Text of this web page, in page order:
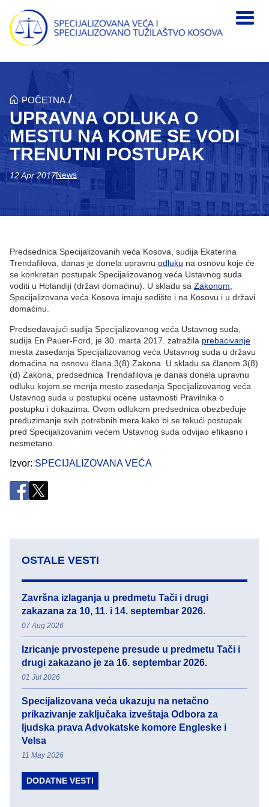
Skip to main content
POČETNA /
UPRAVNA ODLUKA O
MESTU NA KOME SE VODI
TRENUTNI POSTUPAK
12 Apr 2017News
Predsednica Specijalizovanih veća Kosova, sudija Ekaterina
Trendafilova, danas je donela upravnu odluku na osnovu koje će
se konkretan postupak Specijalizovanog veća Ustavnog suda
voditi u Holandiji (državi domaćinu). U skladu sa Zakonom
Specijalizovana veća Kosova imaju sedište i na Kosovu i u državi
domaćinu.
Predsedavajući sudija Specijalizovanog veća Ustavnog suda,
sudija En Pauer-Ford, je 30. marta 2017. zatražila prebacivanje
mesta zasedanja Specijalizovanog veća Ustavnog suda u državu
domaćina na osnovu člana 3(8) Zakona. U skladu sa članom 3(8)
(d) Zakona, predsednica Trendafilova je danas donela upravnu
odluku kojom se menja mesto zasedanja Specijalizovanog veća
Ustavnog suda u postupku ocene ustavnosti Pravilnika o
postupku i dokazima. Ovom odlukom predsednica obezbeđuje
preduzimanje svih potrebnih mera kako bi se tekući postupak
pred Specijalizovanim većem Ustavnog suda odvijao efikasno i
nesmetano.
Izvor SPECIJALIZOVANA VEĆA
OSTALE VESTI
Završna izlaganja u predmetu Tači i drugi
zakazana za 10, 11. i 14. septembar 2026.
07 Aug 2026
Izricanje prvostepene presude u predmetu Tači i
drugi zakazano je za 16. septembar 2026.
01 Jul 2026
Specijalizovana veća ukazuju na netačno
prikazivanje zaključaka izveštaja Odbora za
ljudska prava Advokatske komore Engleske i
Velsa
11 May 2026
DODATNE VESTI